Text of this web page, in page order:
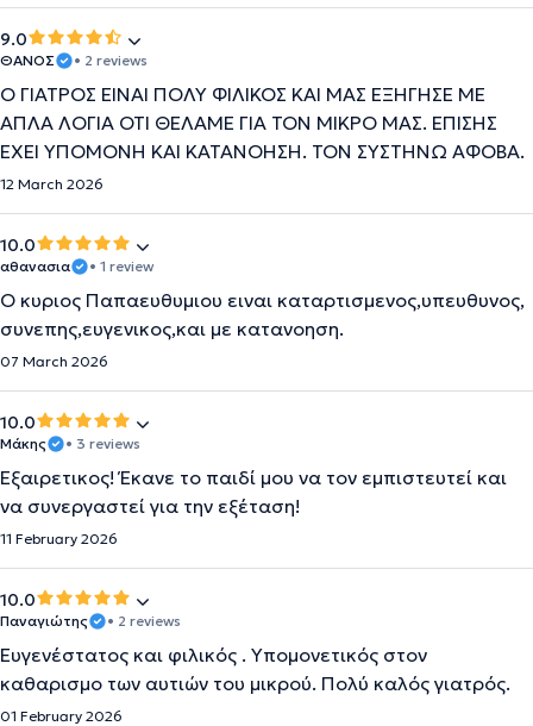
9.0
ΘΑΝΟΣ • 2 reviews
Ο ΓΙΑΤΡΟΣ ΕΙΝΑΙ ΠΟΛΥ ΦΙΛΙΚΟΣ ΚΑΙ ΜΑΣ ΕΞΗΓΗΣΕ ΜΕ
ΑΠΛΑ ΛΟΓΙΑ ΟΤΙ ΘΕΛΑΜΕ ΓΙΑ ΤΟΝ ΜΙΚΡΟ ΜΑΣ. ΕΠΙΣΗΣ
ΕΧΕΙ ΥΠΟΜΟΝΗ ΚΑΙ ΚΑΤΑΝΟΗΣΗ. ΤΟΝ ΣΥΣΤΗΝΩ ΑΦΟΒΑ.
12 March 2026
10.0
αθανασια • 1 review
Ο κυριος Παπαευθυμιου ειναι καταρτισμενος,υπευθυνος,
συνεπης,ευγενικος,και με κατανοηση.
07 March 2026
10.0
Μάκης • 3 reviews
Εξαιρετικος! Έκανε το παιδί μου να τον εμπιστευτεί και
να συνεργαστεί για την εξέταση!
11 February 2026
10.0
Παναγιώτης • 2 reviews
Ευγενέστατος και φιλικός . Υπομονετικός στον
καθαρισμο των αυτιών του μικρού. Πολύ καλός γιατρός.
01 February 2026